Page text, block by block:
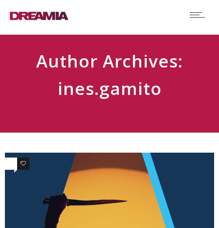
Author Archives:
ines.gamito
0